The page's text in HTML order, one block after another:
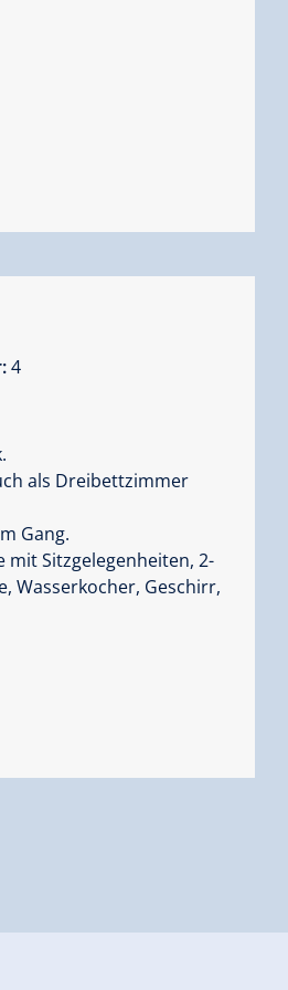
4
als Dreibettzimmer
Gang.
mit Sitzgelegenheiten, 2-
Wasserkocher, Geschirr,